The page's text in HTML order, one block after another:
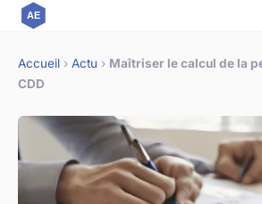
Accueil › Actu › Maîtriser le calcul de la
CDD